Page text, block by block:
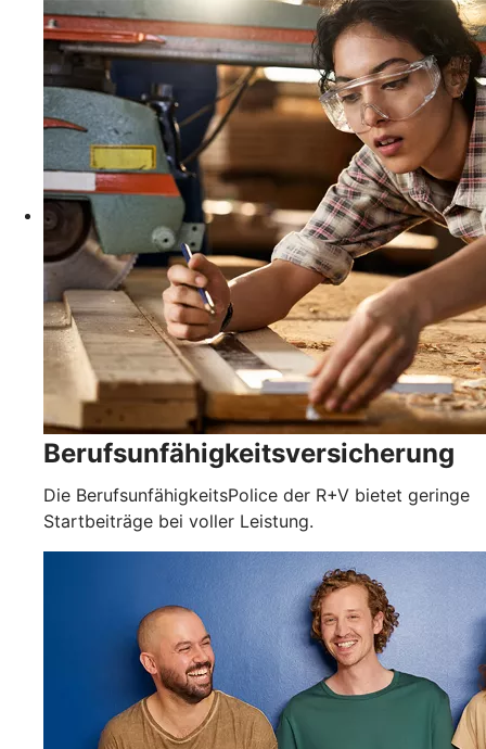
Berufsunfähigkeitsversicherung
Die BerufsunfähigkeitsPolice der R+V bietet geringe
Startbeiträge bei voller Leistung.